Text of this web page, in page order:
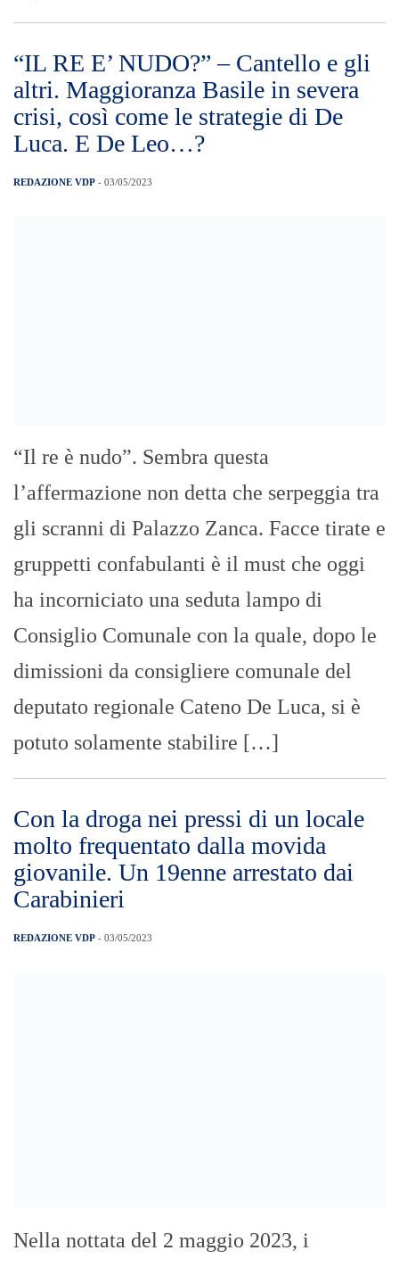
“IL RE E’ NUDO?” – Cantello e gli
altri. Maggioranza Basile in severa
crisi, così come le strategie di De
Luca. E De Leo…?
REDAZIONE VDP - 03/05/2023
dimissioni da consigliere comunale del
deputato regionale Cateno De Luca, si è
potuto solamente stabilire […]
Con la droga nei pressi di un locale
molto frequentato dalla movida
giovanile. Un 19enne arrestato dai
Carabinieri dell’Aliquota Operativa della
Compagnia di Taormina hanno arrestato,
in flagranza di reato, un 19enne, della
provincia di Catania, ritenuto responsabile
comunale. Tutto rinviato